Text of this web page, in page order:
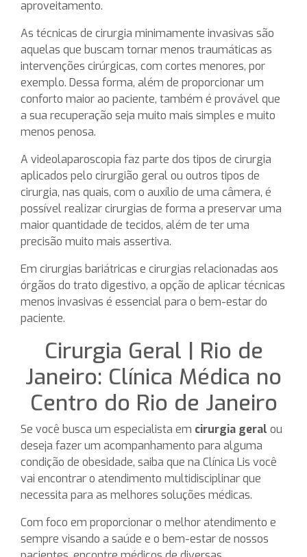
aproveitamento.
As técnicas de cirurgia minimamente invasivas são
aquelas que buscam tornar menos traumáticas as
intervenções cirúrgicas, com cortes menores, por
exemplo. Dessa forma, além de proporcionar um
conforto maior ao paciente, também é provável que
a sua recuperação seja muito mais simples e muito
menos penosa.
A videolaparoscopia faz parte dos tipos de cirurgia
aplicados pelo cirurgião geral ou outros tipos de
cirurgia, nas quais, com o auxílio de uma câmera, é
possível realizar cirurgias de forma a preservar uma
maior quantidade de tecidos, além de ter uma
precisão muito mais assertiva.
Em cirurgias bariátricas e cirurgias relacionadas aos
órgãos do trato digestivo, a opção de aplicar técnicas
menos invasivas é essencial para o bem-estar do
paciente.
Cirurgia Geral | Rio de
Janeiro: Clínica Médica no
Centro do Rio de Janeiro
Se você busca um especialista em cirurgia geral ou
deseja fazer um acompanhamento para alguma
condição de obesidade, saiba que na Clínica Lis você
vai encontrar o atendimento multidisciplinar que
necessita para as melhores soluções médicas.
Com foco em proporcionar o melhor atendimento e
sempre visando a saúde e o bem-estar de nossos